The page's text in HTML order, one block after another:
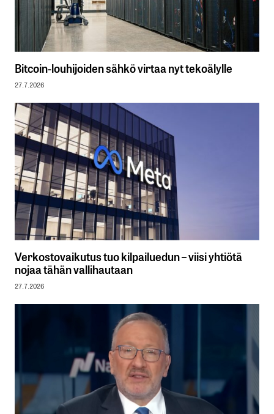
Bitcoin-louhijoiden sähkö virtaa nyt tekoälylle
27.7.2026
Verkostovaikutus tuo kilpailuedun – viisi yhtiötä
nojaa tähän vallihautaan
27.7.2026